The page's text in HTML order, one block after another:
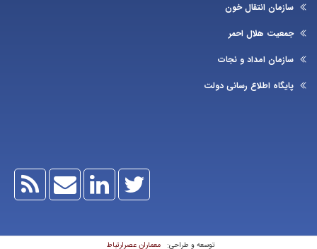
انتقال خون
هلال احمر
امداد و نجات
اطلاع رسانی دولت
توسعه و طراحی: معماران عصر‌ارتباط